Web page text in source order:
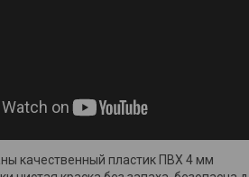
качественный пластик ПВХ 4 мм